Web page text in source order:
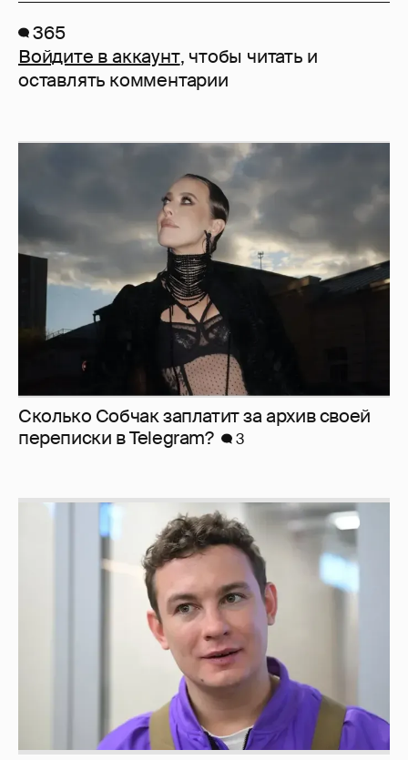
365
Войдите в аккаунт, чтобы читать и
оставлять комментарии
Сколько Собчак заплатит за архив своей
перeписки в Telegram?
3